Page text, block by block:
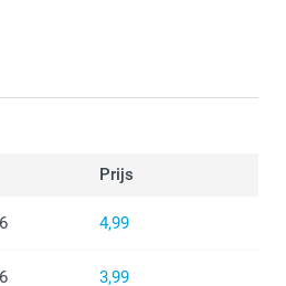
Prijs
4,99
3,99